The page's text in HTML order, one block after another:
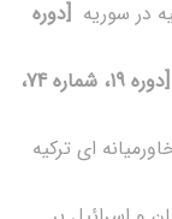
در سوریه [دوره
[دوره 19، شماره 74،
ای ترکیه